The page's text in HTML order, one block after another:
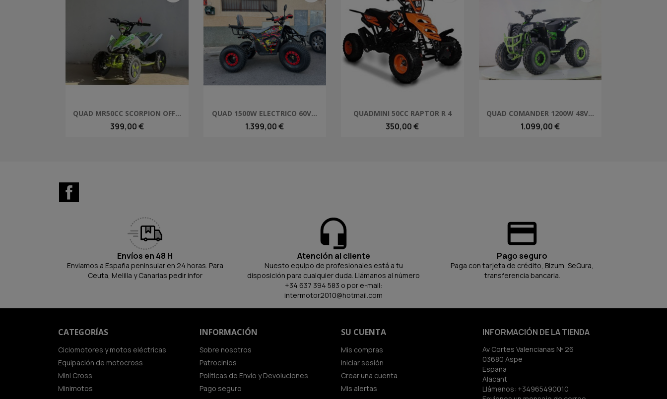
Vista rápida
QUAD MR50CC SCORPION OFF...
399,00 €
Vista rápida
QUAD 1500W ELECTRICO 60V...
1.399,00 €
Vista rápida
QUADMINI 50CC RAPTOR R 4
350,00 €
Vista rápida
QUAD COMANDER 1200W 48V...
1.099,00 €
Envíos en 48 H
Enviamos a España peninsular en 24 horas. Para
Ceuta, Melilla y Canarias pedir infor
Atención al cliente
Nuesto equipo de profesionales está a tu
disposición para cualquier duda. Llámanos al número
+34 637 394 583 o por e-mail:
intermotor2010@hotmail.com
Pago seguro
Paga con tarjeta de crédito, Bizum, SeQura,
transferencia bancaria.
CATEGORÍAS
Ciclomotores y motos eléctricas
Equipación de motocross
Mini Cross
Minimotos
INFORMACIÓN
Sobre nosotros
Patrocinios
Políticas de Envío y Devoluciones
Pago seguro
SU CUENTA
Mis compras
Iniciar sesión
Crear una cuenta
Mis alertas
INFORMACIÓN DE LA TIENDA
Av Cortes Valencianas Nº 26
03680 Aspe
España
Alacant
Llámenos: +34965490010